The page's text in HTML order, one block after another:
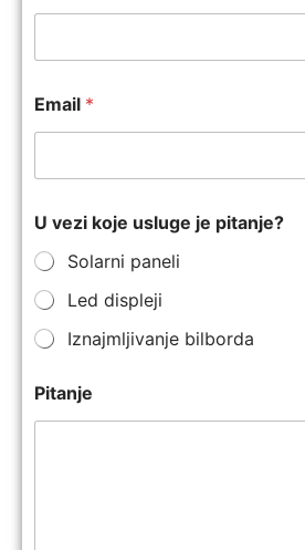
Email *
U vezi koje usluge je pitanje?
Solarni paneli
Led displeji
Iznajmljivanje bilborda
Pitanje